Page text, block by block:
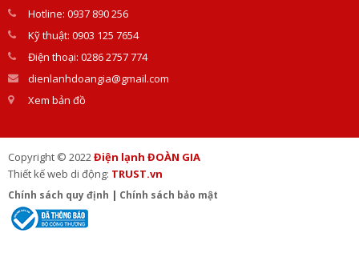
Hotline: 0937 890 256
Kỹ thuật: 0903 125 7654
Điện thoại: 0286 2757 774
dienlanhdoangia@gmail.com
Xem bản đồ
Copyright © 2022Điện lạnh ĐOÀN GIA
Thiết kế web di động: TRUST.vn
Chính sách quy định | Chính sách bảo mật